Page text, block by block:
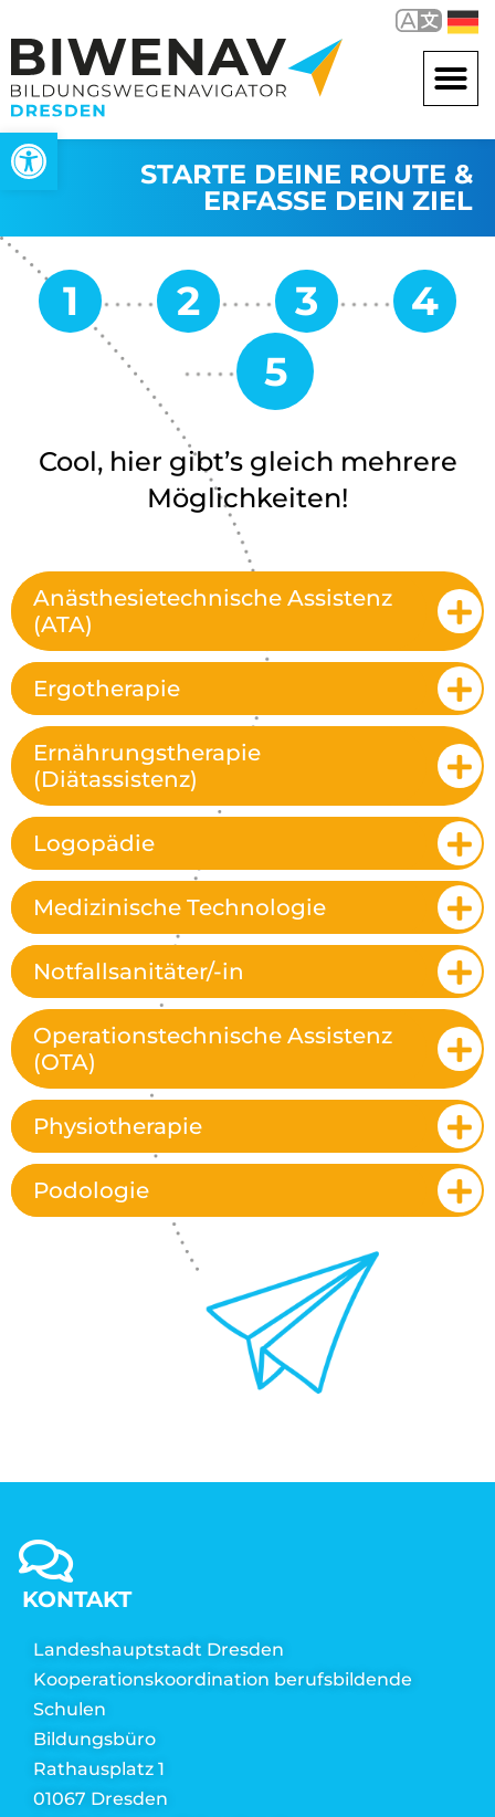
Werkzeugleiste öffnen
STARTE DEINE ROUTE &
ERFASSE DEIN ZIEL
Cool, hier gibt’s gleich mehrere
Möglichkeiten!
Anästhesietechnische Assistenz
(ATA)
Ergotherapie
Ernährungstherapie
(Diätassistenz)
Logopädie
Medizinische Technologie
Notfallsanitäter/-in
Operationstechnische Assistenz
(OTA)
Physiotherapie
Podologie
KONTAKT
Landeshauptstadt Dresden
Kooperationskoordination berufsbildende
Schulen
Bildungsbüro
Rathausplatz 1
01067 Dresden